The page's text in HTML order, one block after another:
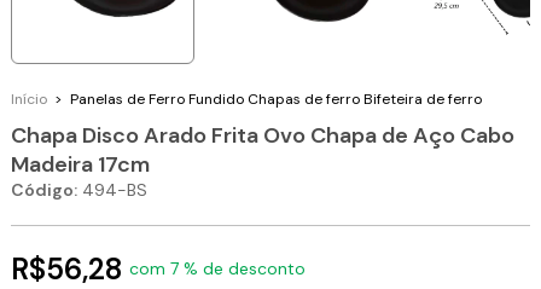
Início > Panelas de Ferro Fundido Chapas de ferro Bifeteira de ferro
Chapa Disco Arado Frita Ovo Chapa de Aço Cabo
Madeira 17cm
Código: 494-BS
R$56,28 com 7 % de desconto